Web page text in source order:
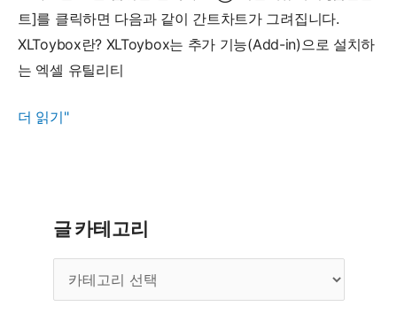
트]를 클릭하면 다음과 같이 간트차트가 그려집니다.
XLToybox란? XLToybox는 추가 기능(Add-in)으로 설치하
는 엑셀 유틸리티
XLToybox(엑
더 읽기"
글 카테고리
테